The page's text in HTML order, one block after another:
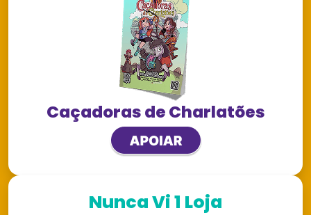
Caçadoras de Charlatões
Nunca Vi 1 Loja